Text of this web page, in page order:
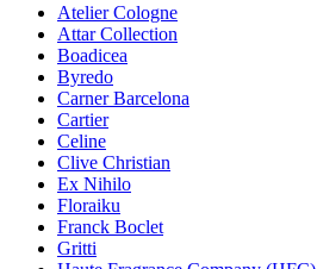
Atelier Cologne
Attar Collection
Boadicea
Byredo
Carner Barcelona
Cartier
Celine
Clive Christian
Ex Nihilo
Floraiku
Franck Boclet
Gritti